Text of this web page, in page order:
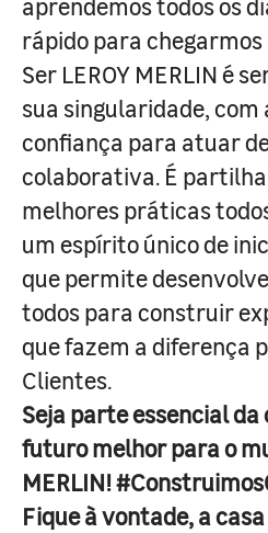
rápido para chegarmos
Ser LEROY MERLIN é
sua singularidade,
confiança para atuar
colaborativa. É
melhores práticas
um espírito único de
que permite
todos para construir
que fazem a diferença
Clientes.
Seja parte essencial
futuro melhor para o
MERLIN!
Fique à vontade, a